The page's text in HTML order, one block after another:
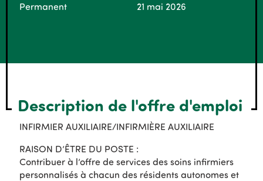
Permanent 21 mai 2026
Description de l'offre d'emploi
INFIRMIER AUXILIAIRE/INFIRMIÈRE AUXILIAIRE
RAISON D’ÊTRE DU POSTE :
Contribuer à l’offre de services des soins infirmiers
personnalisés à chacun des résidents autonomes et